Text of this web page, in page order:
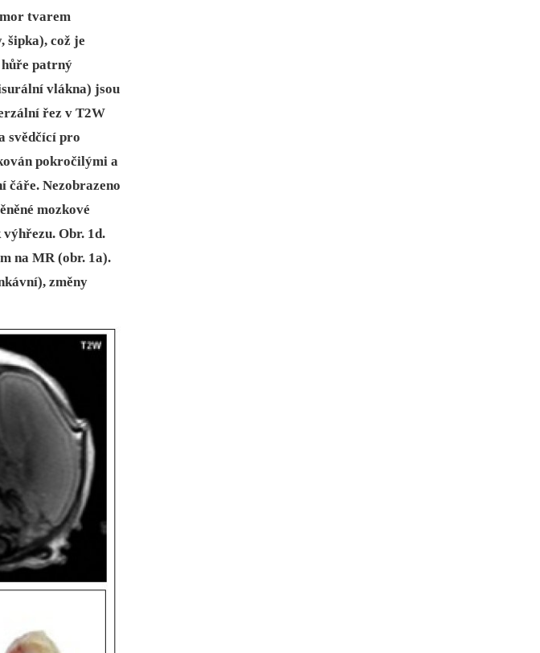
tvarem
šipka), což je
hůře patrný
vlákna) jsou
řez v T2W
svědčící pro
pokročilými a
čáře. Nezobrazeno
mozkové
Obr. 1d.
na MR (obr. 1a).
změny